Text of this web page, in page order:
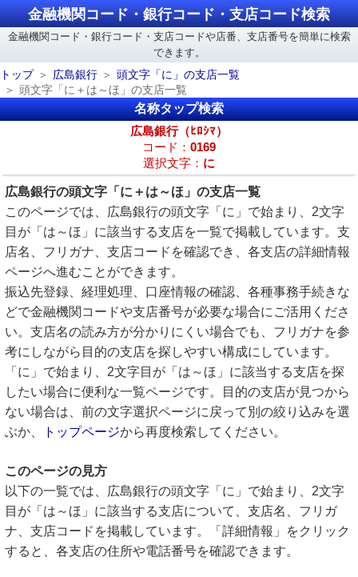
金融機関コード・銀行コード・支店コード検索
金融機関コード・銀行コード・支店コードや店番、支店番号を簡単に検索
できます。
トップ
広島銀行
頭文字「に」の支店一覧
頭文字「に＋は～ほ」の支店一覧
名称タップ検索
広島銀行（ﾋﾛｼﾏ）
コード： 0169
選択文字： に
広島銀行の頭文字「に＋は～ほ」の支店一覧
このページでは、広島銀行の頭文字「に」で始まり、2文字
目が「は～ほ」に該当する支店を一覧で掲載しています。支
店名、フリガナ、支店コードを確認でき、各支店の詳細情報
ページへ進むことができます。
振込先登録、経理処理、口座情報の確認、各種事務手続きな
どで金融機関コードや支店番号が必要な場合にご活用くださ
い。支店名の読み方が分かりにくい場合でも、フリガナを参
考にしながら目的の支店を探しやすい構成にしています。
「に」で始まり、2文字目が「は～ほ」に該当する支店を探
したい場合に便利な一覧ページです。目的の支店が見つから
ない場合は、前の文字選択ページに戻って別の絞り込みを選
ぶか、
トップページから再度検索してください。
このページの見方
以下の一覧では、広島銀行の頭文字「に」で始まり、2文字
目が「は～ほ」に該当する支店について、支店名、フリガ
ナ、支店コードを掲載しています。「詳細情報」をクリック
すると、各支店の住所や電話番号を確認できます。